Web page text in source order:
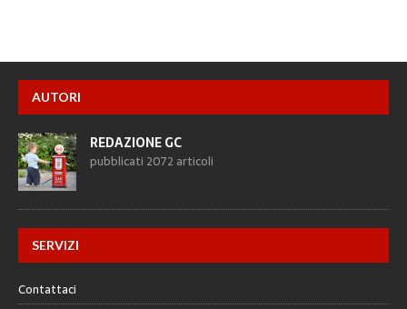
AUTORI
REDAZIONE GC
pubblicati 2072 articoli
SERVIZI
Contattaci